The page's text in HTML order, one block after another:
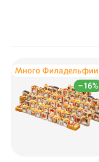
–16%
Много Филадельфии